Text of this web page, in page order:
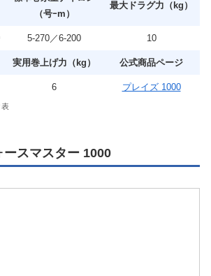
（号ｰm）
最大ドラグ力（kg）
5-270／6-200 10
実用巻上げ力（kg） 公式商品ページ
6 プレイズ 1000
ースマスター 1000